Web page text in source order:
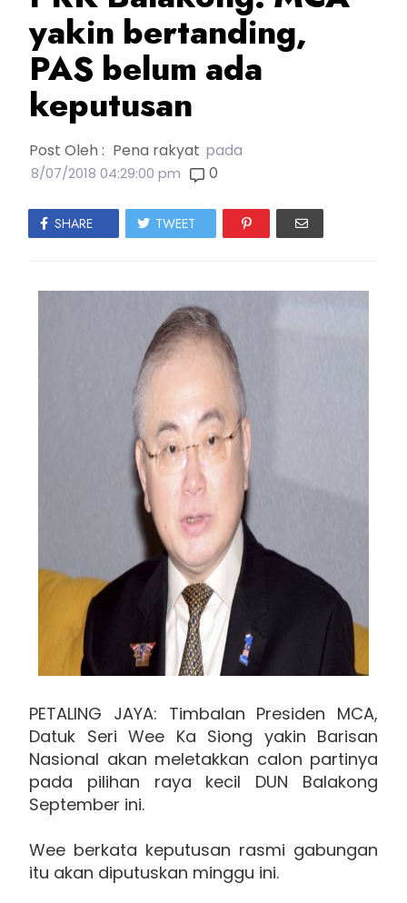
yakin bertanding,
PAS belum ada
keputusan
Post Oleh : Pena rakyat pada
8/07/2018 04:29:00 pm 0
SHARE TWEET
PETALING JAYA: Timbalan Presiden MCA,
Datuk Seri Wee Ka Siong yakin Barisan
Nasional akan meletakkan calon partinya
pada pilihan raya kecil DUN Balakong
September ini.
Wee berkata keputusan rasmi gabungan
itu akan diputuskan minggu ini.